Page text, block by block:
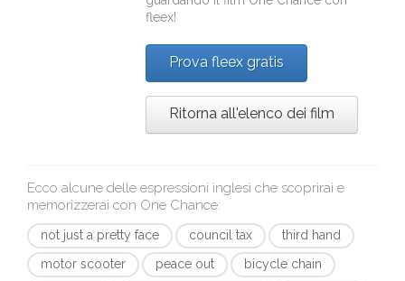
fleex!
Prova fleex gratis
Ritorna all'elenco dei film
Ecco alcune delle espressioni inglesi che scoprirai e
memorizzerai con One Chance:
not just a pretty face council tax
third hand
motor scooter
peace out
bicycle chain